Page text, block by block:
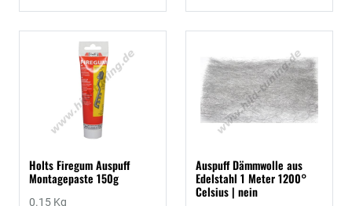
Holts Firegum Auspuff
Montagepaste 150g
0.15 Kg
Auspuff Dämmwolle aus
Edelstahl 1 Meter 1200°
Celsius | nein